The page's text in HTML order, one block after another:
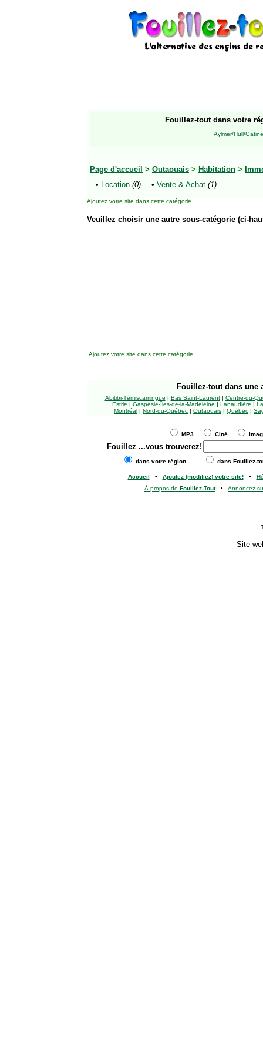
Fouillez-tout dans votre
Aylmer/Hull/
Page d'accueil > Outaouais > Habitation >
• Location (0) • Vente & Achat (1)
Ajoutez votre site dans cette catégorie
Veuillez choisir une autre sous-catégorie (ci-
Ajoutez votre site dans cette catégorie
Fouillez-tout dans une
Abitibi-Témiscamingue | Bas Saint-Laurent| Centre-du-
Estrie | Gaspésie-Îles-de-la-Madeleine | Lanaudière |
Montréal | Nord-du-Québec | Outaouais | Québec |
MP3 Ciné
Fouillez ...vous trouverez!
dans votre région dans Fouillez-
Accueil • Ajoutez (modifiez) votre site!•
À propos de Fouillez-Tout• Annoncez
Site